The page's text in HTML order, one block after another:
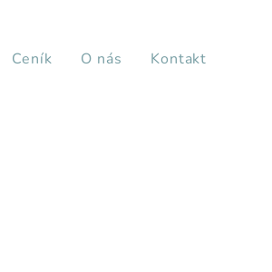
Ceník O nás Kontakt